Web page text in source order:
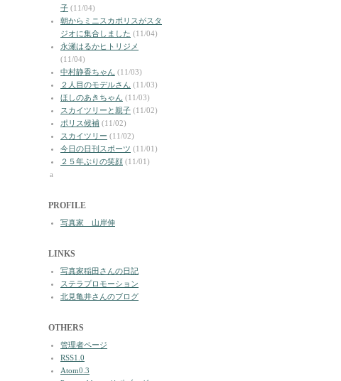
子 (11/04)
朝からミニスカポリスがスタ
ジオに集合しました (11/04)
永瀬はるかヒトリジメ
(11/04)
中村静香ちゃん (11/03)
２人目のモデルさん (11/03)
ほしのあきちゃん (11/03)
スカイツリーと親子 (11/02)
ポリス候補 (11/02)
スカイツリー (11/02)
今日の日刊スポーツ (11/01)
２５年ぶりの笑顔 (11/01)
a
PROFILE
写真家 山岸伸
LINKS
写真家稲田さんの日記
ステラプロモーション
北見亀井さんのブログ
OTHERS
管理者ページ
RSS1.0
Atom0.3